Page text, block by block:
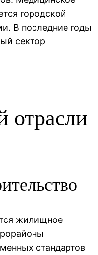
городской
В последние годы
сектор
отрасли
жилищное
стандартов